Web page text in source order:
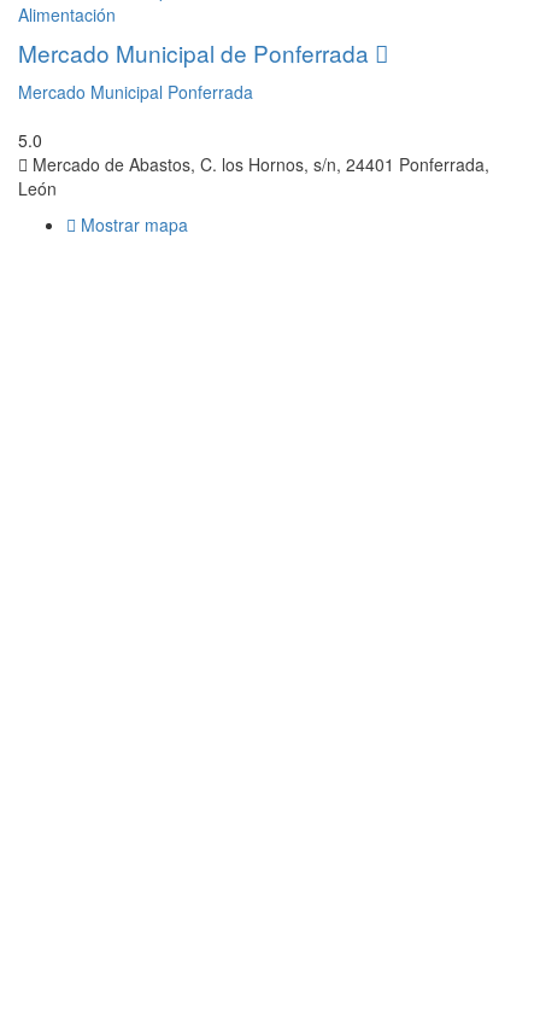
Alimentación
Mercado Municipal de Ponferrada
Mercado Municipal Ponferrada
5.0
Mercado de Abastos, C. los Hornos, s/n, 24401 Ponferrada,
León
Mostrar mapa